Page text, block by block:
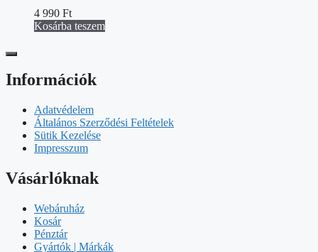
4 990 Ft
Kosárba teszem
Információk
Adatvédelem
Általános Szerződési Feltételek
Sütik Kezelése
Impresszum
Vásárlóknak
Webáruház
Kosár
Pénztár
Gyártók | Márkák